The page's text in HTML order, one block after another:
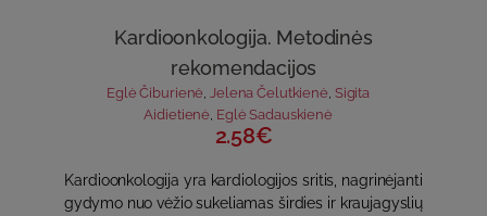
Kardioonkologija. Metodinės
rekomendacijos
Eglė Čiburienė,Jelena Čelutkienė, Sigita
Aidietienė Eglė Sadauskienė
2.58€
Kardioonkologija yra kardiologijos sritis, nagrinėjanti
gydymo nuo vėžio sukeliamas širdies ir kraujagyslių